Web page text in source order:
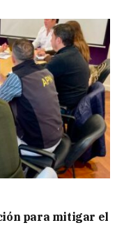
para mitigar el